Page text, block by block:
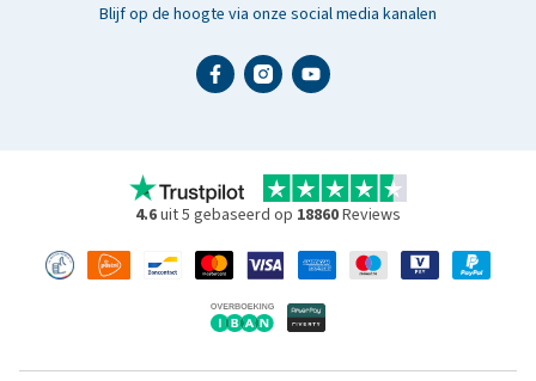
Blijf op de hoogte via onze social media kanalen
4.6uit 5 gebaseerd op 18860Reviews